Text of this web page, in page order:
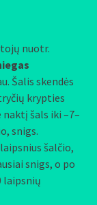
nuotr.
Šalis skendės
krypties
šals iki –7–
snigs.
šalčio,
snigs, o po
laipsnių